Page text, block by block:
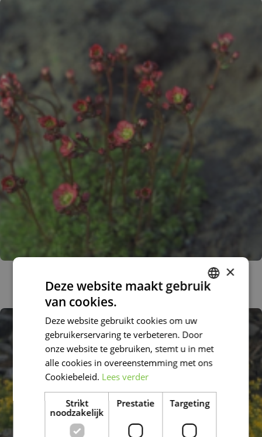
Saxifraga 'Farbenkissen'
×
Deze website maakt gebruik
van cookies.
Deze website gebruikt cookies om uw
gebruikerservaring te verbeteren. Door
onze website te gebruiken, stemt u in met
alle cookies in overeenstemming met ons
Cookiebeleid. Lees verder
Strikt
noodzakelijk
Prestatie Targeting